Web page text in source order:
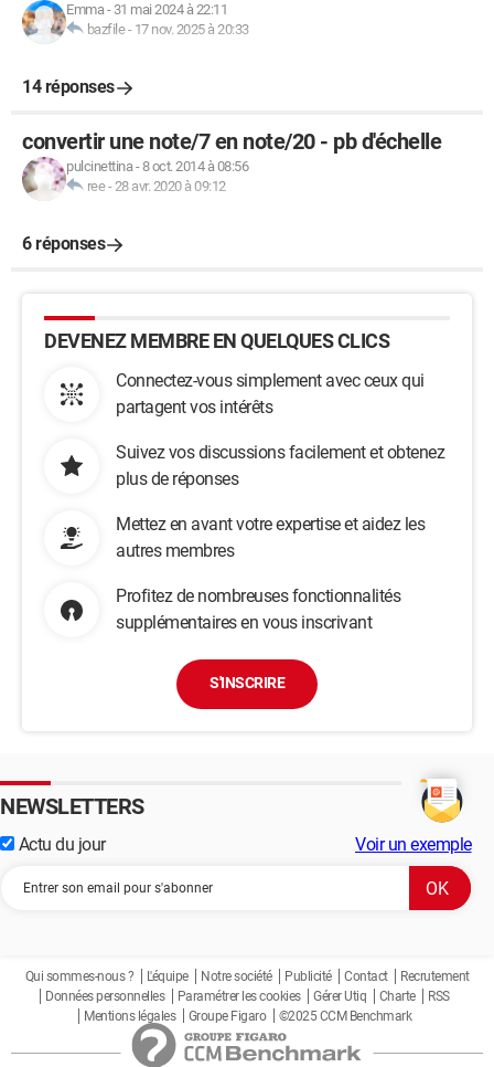
Emma- 31 mai 2024 à 22:11
bazfile- 17 nov. 2025 à 20:33
14 réponses
convertir une note/7 en note/20 - pb d'échelle
pulcinettina-8 oct. 2014 à 08:56
ree-28 avr. 2020 à 09:12
6 réponses
DEVENEZ MEMBRE EN QUELQUES CLICS
Connectez-vous simplement avec ceux qui
partagent vos intérêts
Suivez vos discussions facilement et obtenez
plus de réponses
Mettez en avant votre expertise et aidez les
autres membres
Profitez de nombreuses fonctionnalités
supplémentaires en vous inscrivant
S'INSCRIRE
NEWSLETTERS
Actu du jour Voir un exemple
Qui sommes-nous ? L'équipe Notre société Publicité Contact
Recrutement
Données personnelles
Paramétrer les cookies Gérer Utiq Charte
RSS
Mentions légales
Groupe Figaro ©2025 CCM Benchmark